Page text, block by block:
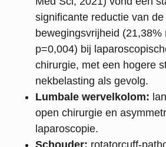
significante reductie van
bewegingsvrijheid (21,38%
p=0,004) bij
chirurgie, met een hogere
nekbelasting als gevolg.
Lumbale wervelkolom:
open chirurgie en
laparoscopie.
Schouder: rotatorcuff-